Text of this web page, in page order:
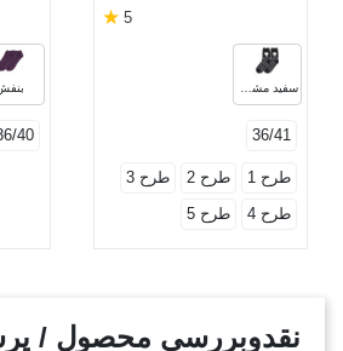
5
★
36/41
طرح 1 طرح 2
طرح 3
طرح 4
طرح 5
40
نقدوبررسی محصول /